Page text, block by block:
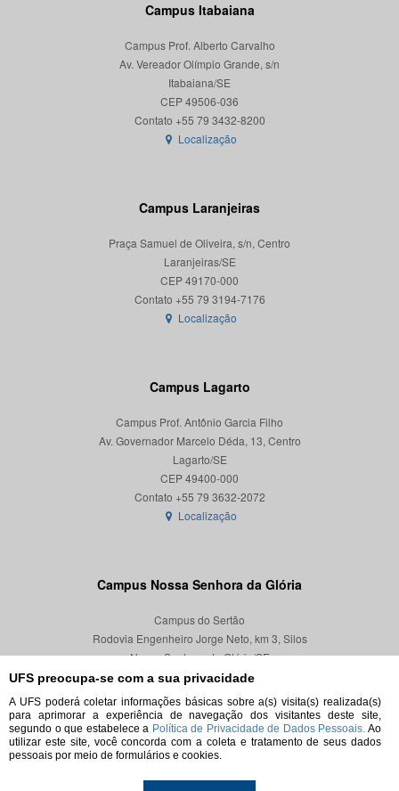
UFS preocupa-se com a sua privacidade
A UFS poderá coletar informações básicas sobre a(s) visita(s) realizada(s)
para aprimorar a experiência de navegação dos visitantes deste site,
segundo o que estabelece a Política de Privacidade de Dados Pessoais. Ao
utilizar este site, você concorda com a coleta e tratamento de seus dados
pessoais por meio de formulários e cookies.
Campus Itabaiana
Campus Prof. Alberto Carvalho
Av. Vereador Olímpio Grande, s/n
Itabaiana/SE
CEP 49506-036
Localização
Campus Laranjeiras
Praça Samuel de Oliveira, s/n, Centro
Laranjeiras/SE
CEP 49170-000
Localização
Campus Lagarto
Campus Prof. Antônio Garcia Filho
Av. Governador Marcelo Déda, 13, Centro
Lagarto/SE
CEP 49400-000
Localização
Campus Nossa Senhora da Glória
Campus do Sertão
Rodovia Engenheiro Jorge Neto, km 3, Silos
Nossa Senhora da Glória/SE
CEP 49680-000
Localização